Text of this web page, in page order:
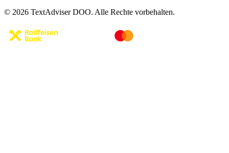
© 2026 TextAdviser DOO. Alle Rechte vorbehalten.